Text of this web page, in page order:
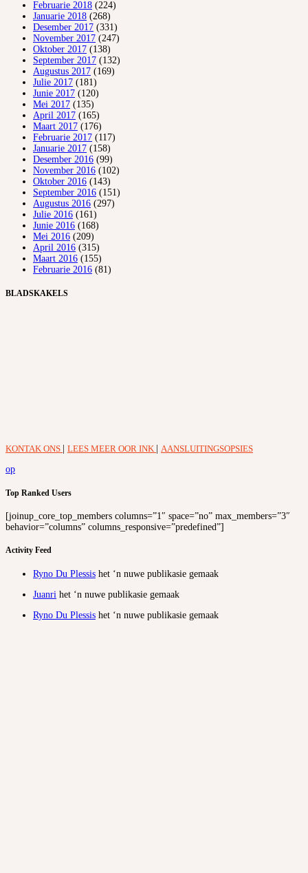
Februarie 2018 (224)
Januarie 2018 (268)
Desember 2017 (331)
November 2017 (247)
Oktober 2017 (138)
September 2017 (132)
Augustus 2017 (169)
Julie 2017 (181)
Junie 2017 (120)
Mei 2017 (135)
April 2017 (165)
Maart 2017 (176)
Februarie 2017 (117)
Januarie 2017 (158)
Desember 2016 (99)
November 2016 (102)
Oktober 2016 (143)
September 2016 (151)
Augustus 2016 (297)
Julie 2016 (161)
Junie 2016 (168)
Mei 2016 (209)
April 2016 (315)
Maart 2016 (155)
Februarie 2016 (81)
BLADSKAKELS
KONTAK ONS LEES MEER OOR INK
AANSLUITINGSOPSIES
op
Top Ranked Users
[joinup_core_top_members columns=”1″ space=”no” max_members=”3″
behavior=”columns” columns_responsive=”predefined”]
Activity Feed
Ryno Du Plessis het ‘n nuwe publikasie gemaak
Juanri het ‘n nuwe publikasie gemaak
Ryno Du Plessis het ‘n nuwe publikasie gemaak